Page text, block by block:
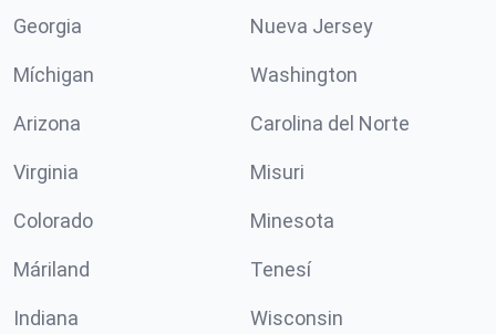
Georgia Nueva Jersey
Míchigan Washington
Arizona Carolina del Norte
Virginia Misuri
Colorado Minesota
Máriland Tenesí
Indiana Wisconsin